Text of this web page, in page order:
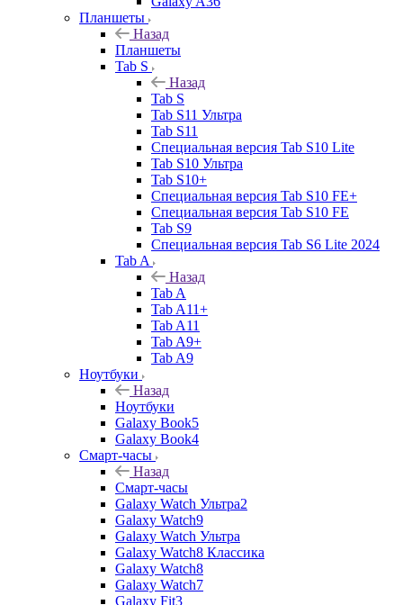
Планшеты
Назад
Планшеты
Tab S
Назад
Tab S
Tab S11 Ультра
Tab S11
Специальная версия Tab S10 Lite
Tab S10 Ультра
Tab S10+
Специальная версия Tab S10 FE+
Специальная версия Tab S10 FE
Tab S9
Специальная версия Tab S6 Lite 2024
Tab A
Назад
Tab A
Tab A11+
Tab A11
Tab A9+
Tab A9
Ноутбуки
Назад
Ноутбуки
Galaxy Book5
Galaxy Book4
Смарт-часы
Назад
Смарт-часы
Galaxy Watch Ультра2
Galaxy Watch9
Galaxy Watch Ультра
Galaxy Watch8 Классика
Galaxy Watch8
Galaxy Watch7
Galaxy Fit3